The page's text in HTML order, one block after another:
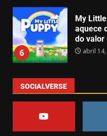
6
do valor
abril 14,
7
abril 1,
SOCIALVERSE